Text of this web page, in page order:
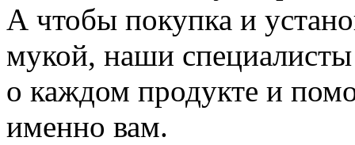
А чтобы покупка и
мукой, наши специалисты
о каждом продукте и
именно вам.